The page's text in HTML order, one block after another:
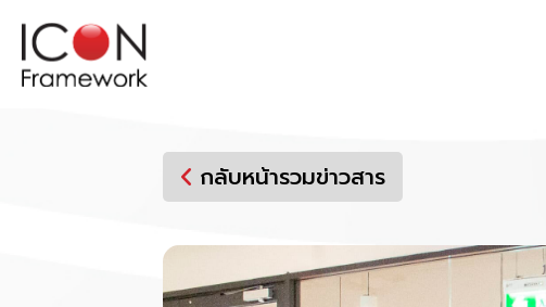
content
กลับหน้ารวมข่าวสาร